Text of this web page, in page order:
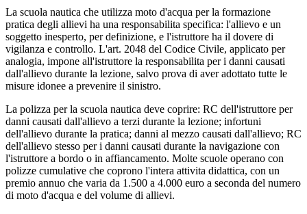
La scuola nautica che utilizza moto d'acqua per la formazione
pratica degli allievi ha una responsabilita specifica: l'allievo e un
soggetto inesperto, per definizione, e l'istruttore ha il dovere di
vigilanza e controllo. L'art. 2048 del Codice Civile, applicato per
analogia, impone all'istruttore la responsabilita per i danni causati
dall'allievo durante la lezione, salvo prova di aver adottato tutte le
misure idonee a prevenire il sinistro.
La polizza per la scuola nautica deve coprire: RC dell'istruttore per
danni causati dall'allievo a terzi durante la lezione; infortuni
dell'allievo durante la pratica; danni al mezzo causati dall'allievo; RC
dell'allievo stesso per i danni causati durante la navigazione con
l'istruttore a bordo o in affiancamento. Molte scuole operano con
polizze cumulative che coprono l'intera attivita didattica, con un
premio annuo che varia da 1.500 a 4.000 euro a seconda del numero
di moto d'acqua e del volume di allievi.